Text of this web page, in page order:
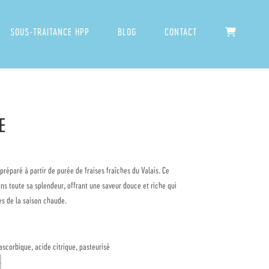
SOUS-TRAITANCE HPP BLOG CONTACT
à partir de purée de fraises fraîches du Valais. Ce
toute sa splendeur, offrant une saveur douce et riche qui
de la saison chaude.
acide citrique, pasteurisé